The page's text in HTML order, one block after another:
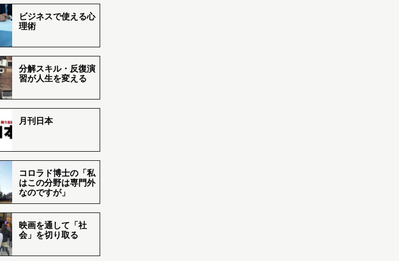
ビジネスで使える心
理術
分解スキル・反復演
習が人生を変える
月刊日本
コロラド博士の「私
はこの分野は専門外
なのですが」
映画を通して「社
会」を切り取る